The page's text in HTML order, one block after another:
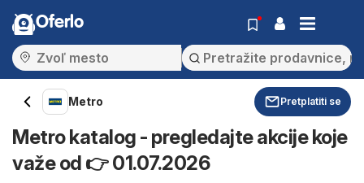
Oferlo
Metro Pretplatiti se
Metro katalog - pregledajte akcije koje
važe od 👉 01.07.2026